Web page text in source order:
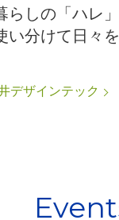
しの「ハレ」
い分けて日々を
デザインテック